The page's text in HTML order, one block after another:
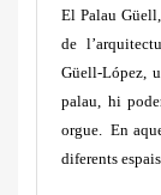
El Palau
de
Güell-López,
palau, hi
orgue. En
diferents